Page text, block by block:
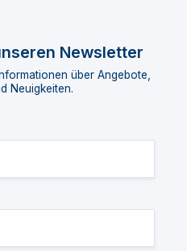
Newsletter
über Angebote,
Neuigkeiten.